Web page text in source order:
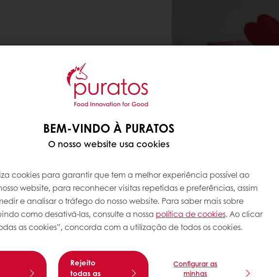
Sobre esta receita
BEM-VINDO À PURATOS
O nosso website usa cookies
cookies para garantir que tem a melhor experiência possível ao
website, para reconhecer visitas repetidas e preferências, assim
e analisar o tráfego do nosso website. Para saber mais sobre
como desativá-las, consulte a nossa política de cookies. Ao clicar
as cookies”, concorda com a utilização de todos os cookies.
Rejeito
todas as
Configurar as
minhas